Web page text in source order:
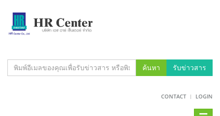
ค้นหา รับข่าวสาร
CONTACT LOGIN